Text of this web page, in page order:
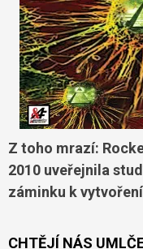
Z toho mrazí:
2010 uveřejnila
záminku k
CHTĚJÍ NÁS